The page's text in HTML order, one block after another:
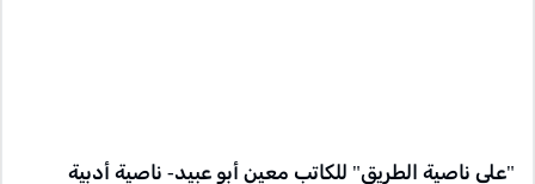
"على ناصية الطريق" للكاتب معين أبو عبيد- ناصية أدبية